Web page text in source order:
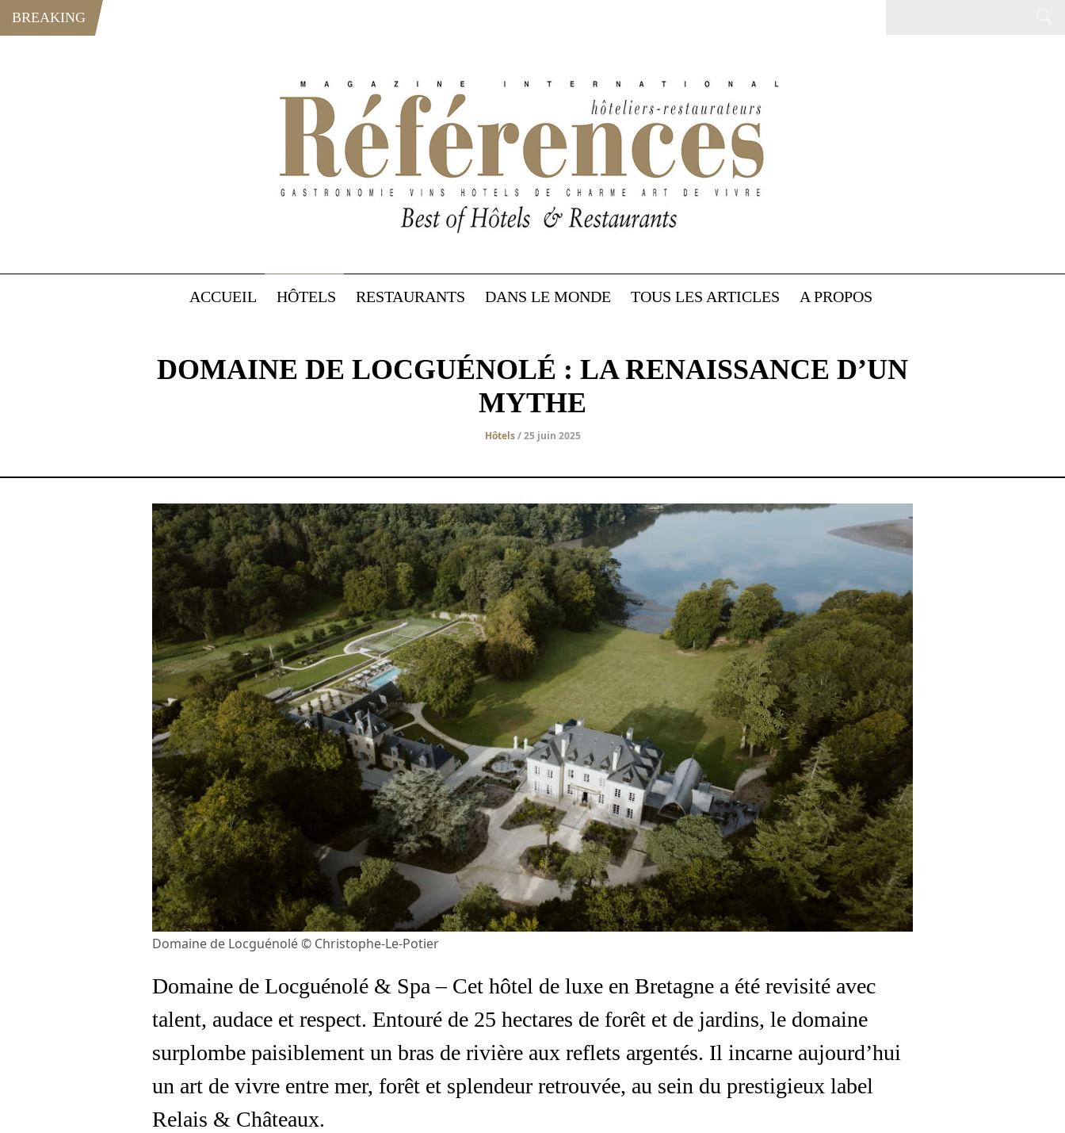
BREAKING
ACCUEIL HÔTELS RESTAURANTS DANS LE MONDE TOUS LES ARTICLES A PROPOS
DOMAINE DE LOCGUÉNOLÉ : LA RENAISSANCE D’UN
MYTHE
Hôtels/ 25 juin 2025
Domaine de Locguénolé © Christophe-Le-Potier
Domaine de Locguénolé & Spa – Cet hôtel de luxe en Bretagne a été revisité avec
talent, audace et respect. Entouré de 25 hectares de forêt et de jardins, le domaine
surplombe paisiblement un bras de rivière aux reflets argentés. Il incarne aujourd’hui
un art de vivre entre mer, forêt et splendeur retrouvée, au sein du prestigieux label
Relais & Châteaux.